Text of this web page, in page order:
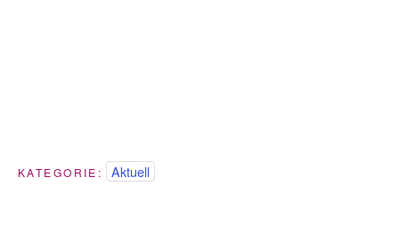
KATEGORIE: Aktuell